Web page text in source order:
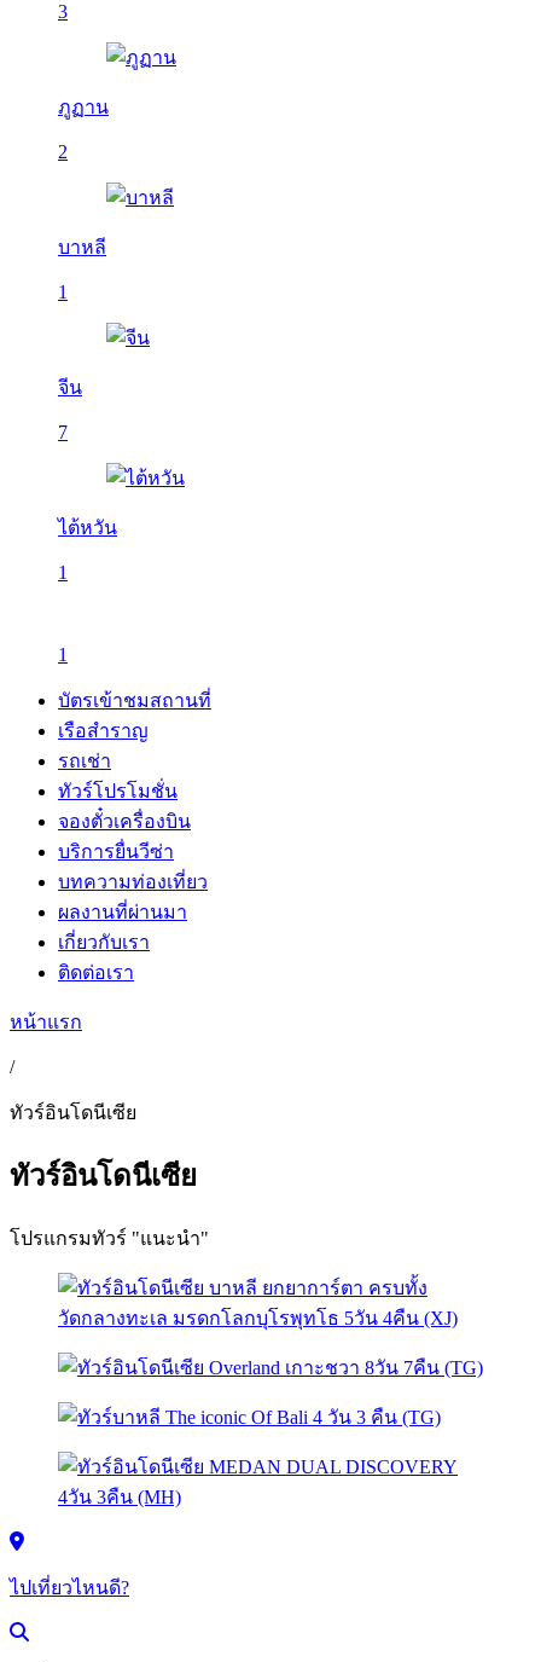
3
ภูฏาน
2
บาหลี
1
จีน
7
ไต้หวัน
1
1
บัตรเข้าชมสถานที่
เรือสำราญ
รถเช่า
ทัวร์โปรโมชั่น
จองตั๋วเครื่องบิน
บริการยื่นวีซ่า
บทความท่องเที่ยว
ผลงานที่ผ่านมา
เกี่ยวกับเรา
ติดต่อเรา
หน้าแรก
/
ทัวร์อินโดนีเซีย
ทัวร์อินโดนีเซีย
โปรแกรมทัวร์ "แนะนำ"
ไปเที่ยวไหนดี?